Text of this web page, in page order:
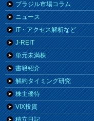
ブラジル市場コラム
ニュース
IT・アクセス解析など
J-REIT
単元未満株
書籍紹介
解約タイミング研究
株主優待
VIX投資
積立日記